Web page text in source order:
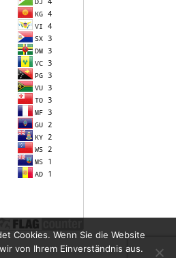
Cookies. Wenn Sie die Website
von Ihrem Einverständnis aus.